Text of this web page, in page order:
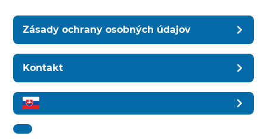
Zásady ochrany osobných údajov
Kontakt